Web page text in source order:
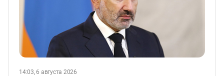
14:03, 6 августа 2026